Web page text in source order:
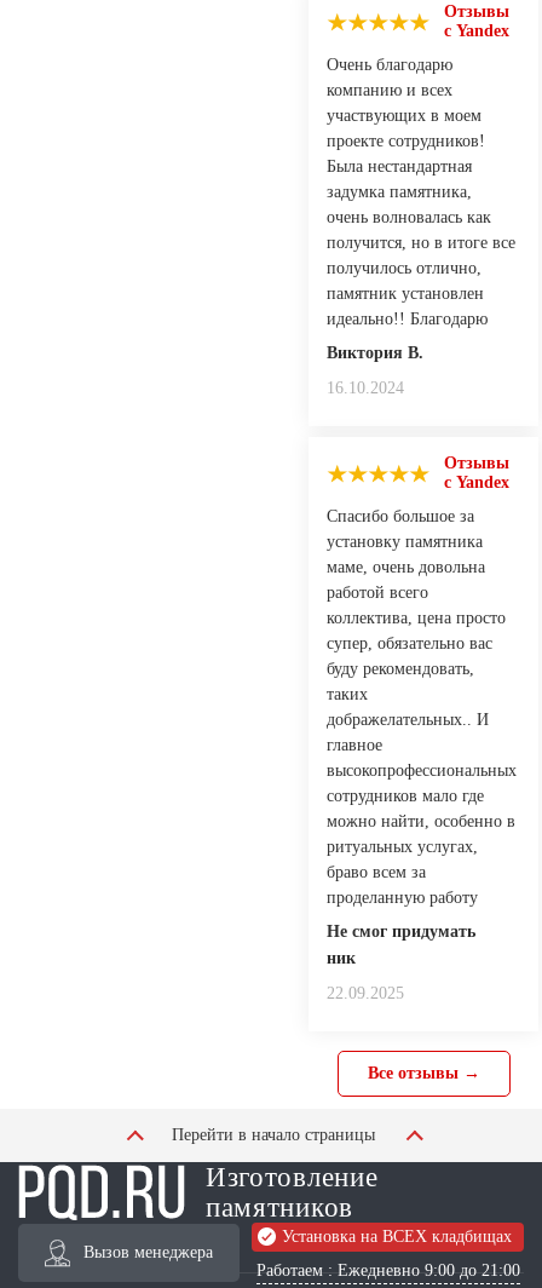
Отзывы
с Yandex
Очень благодарю
компанию и всех
участвующих в моем
проекте сотрудников!
Была нестандартная
задумка памятника,
очень волновалась как
получится, но в итоге все
получилось отлично,
памятник установлен
идеально!! Благодарю
Виктория В.
16.10.2024
Отзывы
с Yandex
Спасибо большое за
установку памятника
маме, очень довольна
работой всего
коллектива, цена просто
супер, обязательно вас
буду рекомендовать,
таких
дображелательных.. И
главное
высокопрофессиональных
сотрудников мало где
можно найти, особенно в
ритуальных услугах,
браво всем за
проделанную работу
Не смог придумать
ник
22.09.2025
Все отзывы →
Перейти в начало страницы
Изготовление
памятников
Вызов менеджера
Установка на ВСЕХ кладбищах
Работаем : Ежедневно 9:00 до 21:00